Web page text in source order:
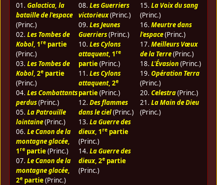
01. Galactica, la
bataille de l'espace
(Princ.)
02. Les Tombes de
Kobol, 1repartie
(Princ.)
03. Les Tombes de
Kobol, 2epartie
(Princ.)
04. Les Combattants
perdus(Princ.)
05. La Patrouille
lointaine(Princ.)
06. Le Canon de la
montagne glacée,
1repartie(Princ.)
07. Le Canon de la
montagne glacée,
2epartie(Princ.)
08. Les Guerriers
victorieux(Princ.)
09. Les Jeunes
Guerriers(Princ.)
10. Les Cylons
attaquent, 1re
partie(Princ.)
11. Les Cylons
attaquent, 2e
partie(Princ.)
12. Des flammes
dans le ciel(Princ.)
13. La Guerre des
dieux, 1repartie
(Princ.)
14. La Guerre des
dieux, 2epartie
(Princ.)
15. La Voix du sang
(Princ.)
16. Meurtre dans
l'espace(Princ.)
17. Meilleurs Vœux
de la Terre(Princ.)
18. L'Évasion(Princ.)
19. Opération Terra
(Princ.)
20. Celestra(Princ.)
21. La Main de Dieu
(Princ.)